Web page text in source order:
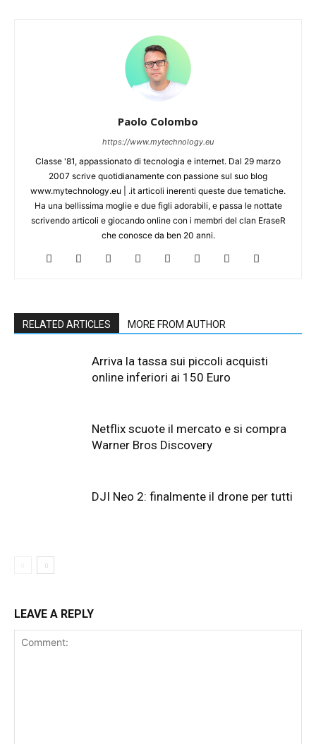
Paolo Colombo
https://www.mytechnology.eu
Classe '81, appassionato di tecnologia e internet. Dal 29 marzo
2007 scrive quotidianamente con passione sul suo blog
www.mytechnology.eu | .it articoli inerenti queste due tematiche.
Ha una bellissima moglie e due figli adorabili, e passa le nottate
scrivendo articoli e giocando online con i membri del clan EraseR
che conosce da ben 20 anni.
RELATED ARTICLES MORE FROM AUTHOR
Arriva la tassa sui piccoli acquisti
online inferiori ai 150 Euro
Netflix scuote il mercato e si compra
Warner Bros Discovery
DJI Neo 2: finalmente il drone per tutti
LEAVE A REPLY